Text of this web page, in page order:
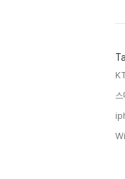
스